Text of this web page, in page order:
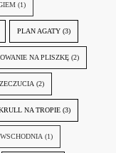
(1)
PLAN AGATY (3)
NA PLISZKĘ (2)
(2)
NA TROPIE (3)
(1)